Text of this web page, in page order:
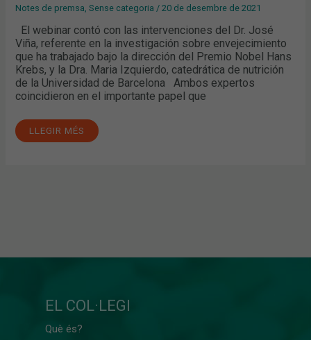
Notes de premsa,Sense categoria /20 de desembre de 2021
El webinar contó con las intervenciones del Dr. José
Viña, referente en la investigación sobre envejecimiento
que ha trabajado bajo la dirección del Premio Nobel Hans
Krebs, y la Dra. Maria Izquierdo, catedrática de nutrición
de la Universidad de Barcelona Ambos expertos
coincidieron en el importante papel que
NESTLÉ
SCIENCE
SOBRE
NUEVOS
AVANCES
EN
ENVEJECIMIENTO
CELULAR
Y
EL
DE
LA
OFICINA
DE
LLEGIR MÉS
EL COL·LEGI
Què és?